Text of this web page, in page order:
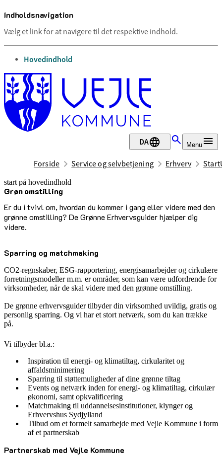
Indholdsnavigation
Vælg et link for at navigere til det respektive indhold.
gå til
Hovedindhold
DA Menu
Forside Service og selvbetjening Erhverv
start på hovedindhold
Grøn omstilling
Er du i tvivl om, hvordan du kommer i gang eller videre med den
grønne omstilling? De Grønne Erhvervsguider hjælper dig
videre.
senest opdateret 31. juli 2026
Sparring og matchmaking
CO2-regnskaber, ESG-rapportering, energisamarbejder og cirkulære
forretningsmodeller m.m. er områder, som kan være udfordrende for
virksomheder, når de skal videre med den grønne omstilling.
De grønne erhvervsguider tilbyder din virksomhed uvildig, gratis og
personlig sparring. Og vi har et stort netværk, som du kan trække
på.
Vi tilbyder bl.a.:
Inspiration til energi- og klimatiltag, cirkularitet og
affaldsminimering
Sparring til støttemuligheder af dine grønne tiltag
Events og netværk inden for energi- og klimatiltag, cirkulær
økonomi, samt opkvalificering
Matchmaking til uddannelsesinstitutioner, klynger og
Erhvervshus Sydjylland
Tilbud om et formelt samarbejde med Vejle Kommune i form
af et partnerskab
Partnerskab med Vejle Kommune